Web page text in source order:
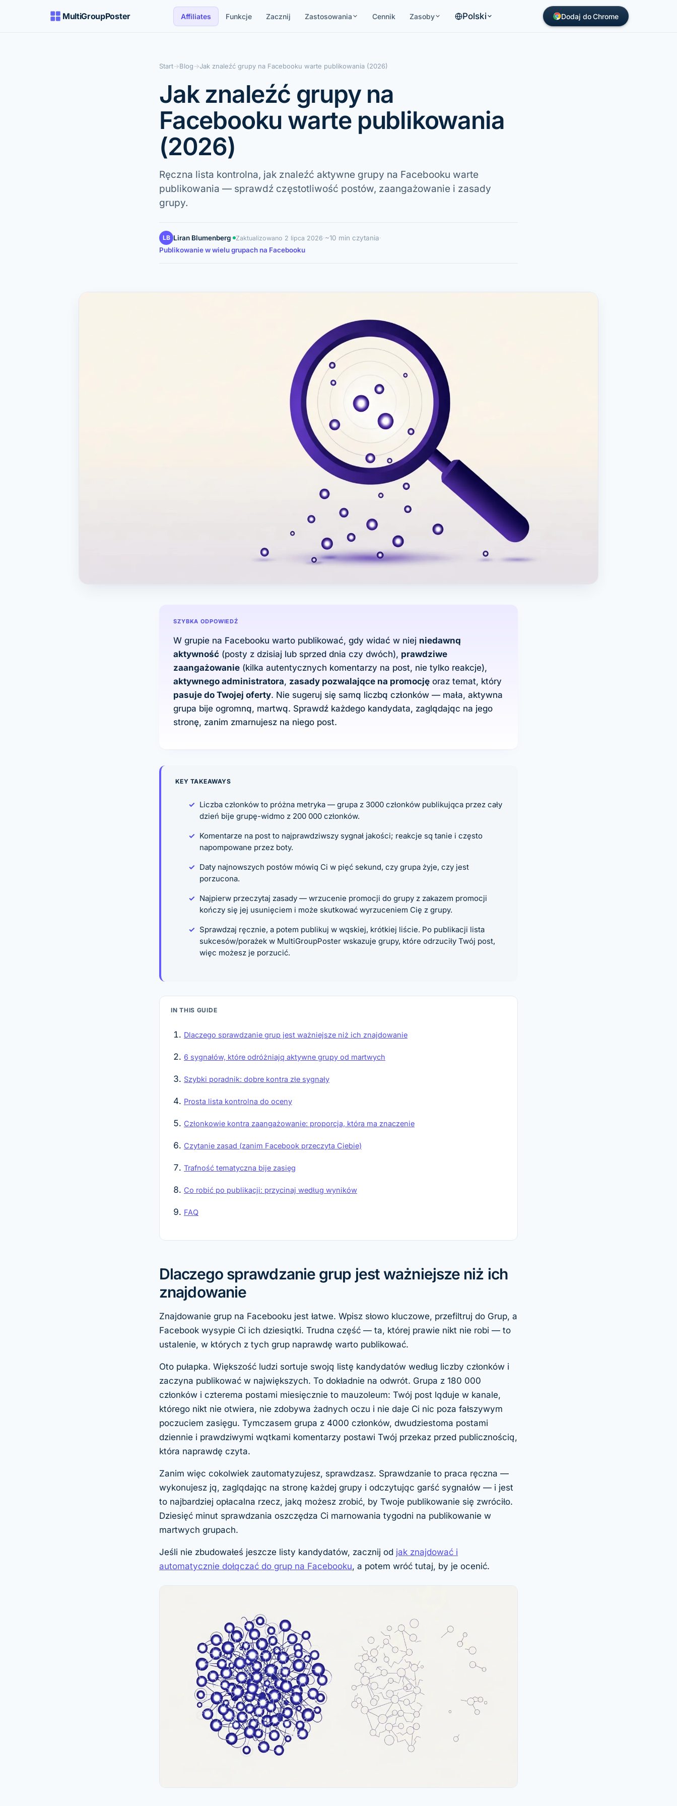
MultiGroupPoster Affiliates Funkcje Zacznij Zastosowania Cennik Zasoby Polski Dodaj do Chrome
Start→Blog→Jak znaleźć grupy na Facebooku warte publikowania (2026)
Jak znaleźć grupy na
Facebooku warte publikowania
(2026)
Ręczna lista kontrolna, jak znaleźć aktywne grupy na Facebooku warte
publikowania — sprawdź częstotliwość postów, zaangażowanie i zasady
grupy.
LB Liran Blumenberg· Zaktualizowano 2 lipca 2026·~10 min czytania·
Publikowanie w wielu grupach na Facebooku
SZYBKA ODPOWIEDŹ
W grupie na Facebooku warto publikować, gdy widać w niej niedawną
aktywność (posty z dzisiaj lub sprzed dnia czy dwóch), prawdziwe
zaangażowanie (kilka autentycznych komentarzy na post, nie tylko reakcje),
aktywnego administratora, zasady pozwalające na promocję oraz temat, który
pasuje do Twojej oferty. Nie sugeruj się samą liczbą członków — mała, aktywna
grupa bije ogromną, martwą. Sprawdź każdego kandydata, zaglądając na jego
stronę, zanim zmarnujesz na niego post.
KEY TAKEAWAYS
Liczba członków to próżna metryka — grupa z 3000 członków publikująca przez cały
dzień bije grupę-widmo z 200 000 członków.
Komentarze na post to najprawdziwszy sygnał jakości; reakcje są tanie i często
napompowane przez boty.
Daty najnowszych postów mówią Ci w pięć sekund, czy grupa żyje, czy jest
porzucona.
Najpierw przeczytaj zasady — wrzucenie promocji do grupy z zakazem promocji
kończy się jej usunięciem i może skutkować wyrzuceniem Cię z grupy.
Sprawdzaj ręcznie, a potem publikuj w wąskiej, krótkiej liście. Po publikacji lista
sukcesów/porażek w MultiGroupPoster wskazuje grupy, które odrzuciły Twój post,
więc możesz je porzucić.
IN THIS GUIDE
Dlaczego sprawdzanie grup jest ważniejsze niż ich znajdowanie
6 sygnałów, które odróżniają aktywne grupy od martwych
Szybki poradnik: dobre kontra złe sygnały
Prosta lista kontrolna do oceny
Członkowie kontra zaangażowanie: proporcja, która ma znaczenie
Czytanie zasad (zanim Facebook przeczyta Ciebie)
Trafność tematyczna bije zasięg
Co robić po publikacji: przycinaj według wyników
FAQ
Dlaczego sprawdzanie grup jest ważniejsze niż ich
znajdowanie
Znajdowanie grup na Facebooku jest łatwe. Wpisz słowo kluczowe, przefiltruj do Grup, a
Facebook wysypie Ci ich dziesiątki. Trudna część — ta, której prawie nikt nie robi — to
ustalenie, w których z tych grup naprawdę warto publikować.
Oto pułapka. Większość ludzi sortuje swoją listę kandydatów według liczby członków i
zaczyna publikować w największych. To dokładnie na odwrót. Grupa z 180 000
członków i czterema postami miesięcznie to mauzoleum: Twój post ląduje w kanale,
którego nikt nie otwiera, nie zdobywa żadnych oczu i nie daje Ci nic poza fałszywym
poczuciem zasięgu. Tymczasem grupa z 4000 członków, dwudziestoma postami
dziennie i prawdziwymi wątkami komentarzy postawi Twój przekaz przed publicznością,
która naprawdę czyta.
Zanim więc cokolwiek zautomatyzujesz, sprawdzasz. Sprawdzanie to praca ręczna —
wykonujesz ją, zaglądając na stronę każdej grupy i odczytując garść sygnałów — i jest
to najbardziej opłacalna rzecz, jaką możesz zrobić, by Twoje publikowanie się zwróciło.
Dziesięć minut sprawdzania oszczędza Ci marnowania tygodni na publikowanie w
martwych grupach.
Jeśli nie zbudowałeś jeszcze listy kandydatów, zacznij od jak znajdować i
automatycznie dołączać do grup na Facebooku, a potem wróć tutaj, by je ocenić.